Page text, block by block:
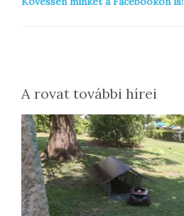
A rovat további hírei